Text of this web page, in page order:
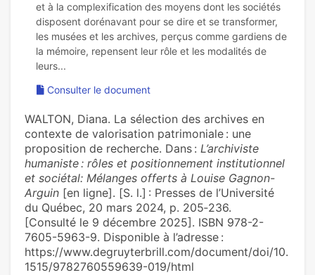
et à la complexification des moyens dont les sociétés
disposent dorénavant pour se dire et se transformer,
les musées et les archives, perçus comme gardiens de
la mémoire, repensent leur rôle et les modalités de
Consulter le document
WALTON, Diana. La sélection des archives en
contexte de valorisation patrimoniale : une
proposition de recherche. Dans : L’archiviste
humaniste : rôles et positionnement institutionnel
et sociétal: Mélanges offerts à Louise Gagnon-
Arguin [en ligne]. [S. l.] : Presses de l’Université
du Québec, 20 mars 2024, p. 205‑236.
[Consulté le 9 décembre 2025]. ISBN 978-2-
7605-5963-9. Disponible à l’adresse :
https://www.degruyterbrill.com/document/doi/10.
1515/9782760559639-019/html